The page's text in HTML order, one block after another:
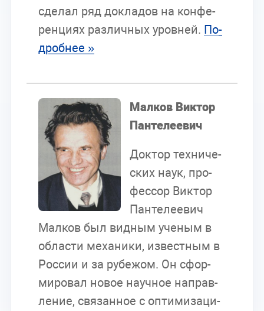
сде­лал ряд до­кла­дов на кон­фе­
рен­ци­ях раз­лич­ных уров­ней. По­
дроб­нее »
Мал­ков Вик­тор
Пан­те­ле­е­вич
Док­тор тех­ни­че­
ских наук, про­
фес­сор Вик­тор
Пан­те­ле­е­вич
Мал­ков был вид­ным уче­ным в
об­ла­сти ме­ха­ни­ки, из­вест­ным в
Рос­сии и за ру­бе­жом. Он сфор­
ми­ро­вал но­вое на­уч­ное на­прав­
ле­ние, свя­зан­ное с оп­ти­ми­за­ци­